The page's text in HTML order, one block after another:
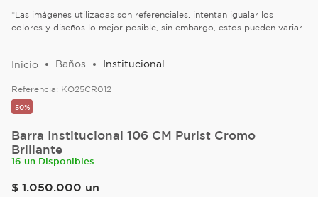
*Las imágenes utilizadas son referenciales, intentan igualar los
colores y diseños lo mejor posible, sin embargo, estos pueden variar
Baños Institucional
Referencia: KO25CR012
50%
Barra Institucional 106 CM Purist Cromo
Brillante
16 un Disponibles
$ 1.050.000 un